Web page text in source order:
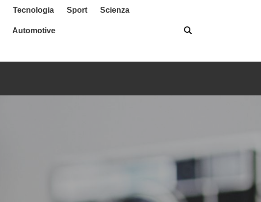
Tecnologia Sport Scienza
Automotive